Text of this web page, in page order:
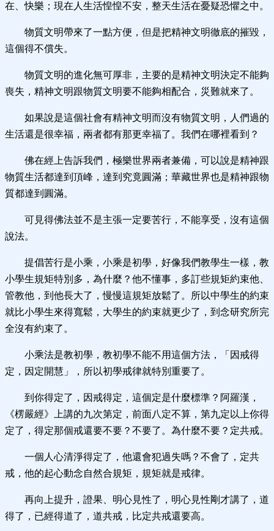
在、快樂；現在人生活惶惶不安，整天生活在憂疑恐懼之中。
物質文明帶來了一點方便，但是把精神文明徹底的摧毀，
這個得不償失。
物質文明的進化無可厚非，主要的是精神文明決定不能夠
喪失，精神文明跟物質文明要不能夠相配合，災難就來了。
如果說是這個社會有精神文明而沒有物質文明，人們過的
生活還是很幸福，兩者都有那更幸福了。我們在哪裡看到？
佛在經上告訴我們，極樂世界兩者兼備，可以說是精神跟
物質生活都達到頂峰，達到究竟圓滿；華藏世界也是精神跟物
質都達到圓滿。
可見得佛法並不是主張一定要苦行，不能享受，沒有這個
說法。
提倡苦行是小乘，小乘是初學，好像我們教學生一樣，教
小學生規矩特別多，為什麼？他不懂事，多訂些規矩約束他、
管教他，到他長大了，慢慢這規矩放鬆了。所以中學生的約束
就比小學生來得寬鬆，大學生的約束就更少了，到念研究所完
全沒有約束了。
小乘法是教初學，教初學不能不用這個方法，「因戒得
定，因定開慧」，所以初學戒律就特別重要了。
到你得定了，因戒得定，這個定是什麼標準？阿羅漢，
《楞嚴經》上講的九次第定，前面八定不算，第九定以上你得
定了，得定那個戒還要不要？不要了。為什麼不要？定共戒。
一個人心清淨得定了，他還會犯過失嗎？不會了，定共
戒，他的起心動念自然合規矩，規矩就是戒律。
再向上提升，證果、明心見性了，明心見性剛才講了，道
得了，已經得道了，道共戒，比定共戒還要高。